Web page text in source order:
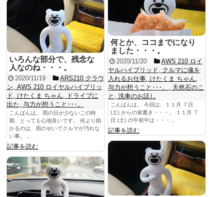
何とか、ココまでになり
ました・・・。
2020/11/20
AWS 210 ロイ
ヤルハイブリッド
クルマに魂を
入れるお仕事 けたくま ちゃん
与力が想うこと･･･。
天然石のこ
と
,洗車のお話し
こんばんは。 今回は、１１月 ７日
(土) からの覚書き・・・。 １１月 ７
日 (土) の午前中は・・・...
記事を読む
いろんな部分で、残念な
人なのね・・・。
2020/11/19
ARS210 クラウ
ン AWS 210 ロイヤルハイブリッ
ド
けたくま ちゃん
ドライブに
出た 与力が想うこと･･･。
こんばんは。 雨の日が少ないこの時
期、とっても心地良いです。 何より助
かるのは、雨のせいでクルマが汚れな
い事。 ...
記事を読む